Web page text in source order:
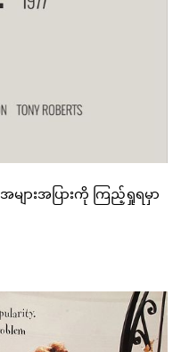
အများအပြားကို ကြည့်ရှုရမှာ